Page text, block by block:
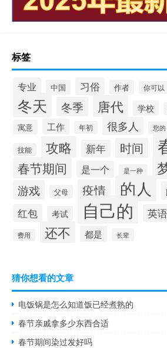
标签
专业 中国 习俗 作者 你可以
冬天 冬季 唐代 学校
寓意 工作 年初 很多人 您的
技能 攻略 新年 时间
春节期间 是一个 是一种
游戏 父母 疫情 的人
红包 考试 自己的 英语
费用 还不 都是 长辈
猜你想看的文章
电饭锅是怎么知道饭已经煮熟的
春节亲戚拿多少东西合适
春节期间染过发好吗